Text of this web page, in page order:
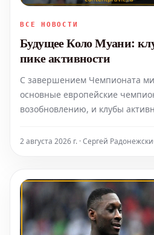
ВСЕ НОВОСТИ
Будущее Коло Муани:
пике активности
С завершением Чемпионата
основные европейские
возобновлению, и клубы
окна. Текущая трансферная
2 августа 2026 г. · Сергей